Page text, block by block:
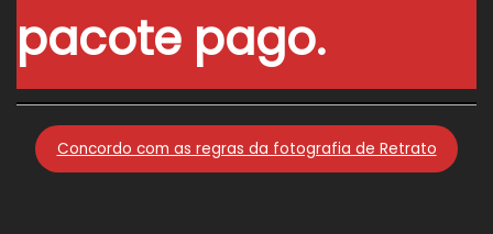
pacote pago.
Concordo com as regras da fotografia de Retrato